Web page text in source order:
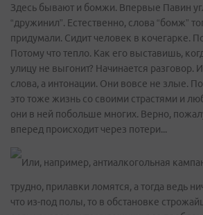
Здесь бывают и бомжи. Впервые Павин
“дружинил”. Естественно, слова “бомж”
придумали. Сидит человек в кочегарке.
Потому что тепло. Как его выставишь,
улицу не выгонит? Начинается разговор.
слова, а интонации. Они вовсе не злые.
это тоже жизнь со своими страстями и
они в ней побольше многих. Верно,
вперед происходит через потери...
Или, например, антиалкогольная
трудно, прилавки ломятся, а тогда ведь
что из-под полы, то в обстановке